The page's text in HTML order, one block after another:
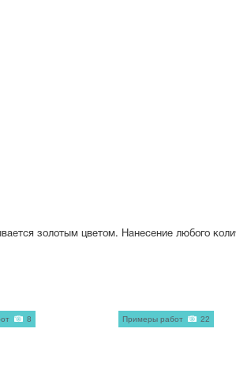
золотым цветом. Нанесение любого
8 Примеры работ 22